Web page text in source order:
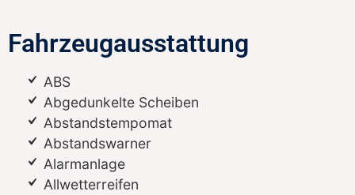
Fahrzeugausstattung
ABS
Abgedunkelte Scheiben
Abstandstempomat
Abstandswarner
Alarmanlage
Allwetterreifen